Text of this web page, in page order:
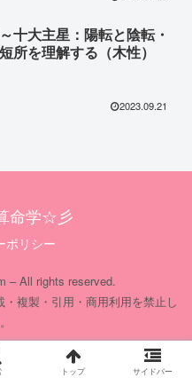
十大主星：陽転と陰転・
所を理解する（木性）
2023.09.21
命学☆彡
ポリシー
– All rights reserved.
複製・引用・商用利用を禁止し
トップ サイドバー